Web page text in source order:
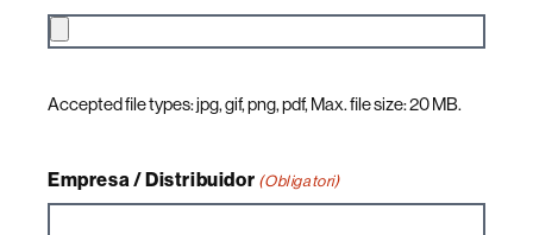
Accepted file types: jpg, gif, png, pdf, Max. file size: 20 MB.
Empresa / Distribuidor (Obligatori)